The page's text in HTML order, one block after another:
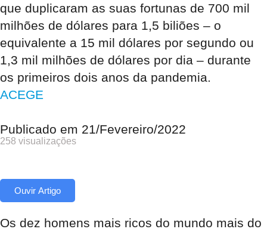
que duplicaram as suas fortunas de 700 mil
milhões de dólares para 1,5 biliões – o
equivalente a 15 mil dólares por segundo ou
1,3 mil milhões de dólares por dia – durante
os primeiros dois anos da pandemia.
ACEGE
Publicado em 21/Fevereiro/2022
258 visualizações
Ouvir Artigo
Os dez homens mais ricos do mundo mais do